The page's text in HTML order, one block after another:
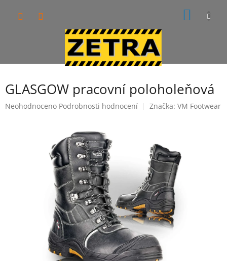
GLASGOW pracovní poloholeňová
Průměrné
Neohodnoceno Podrobnosti hodnocení Značka: VM Footwear